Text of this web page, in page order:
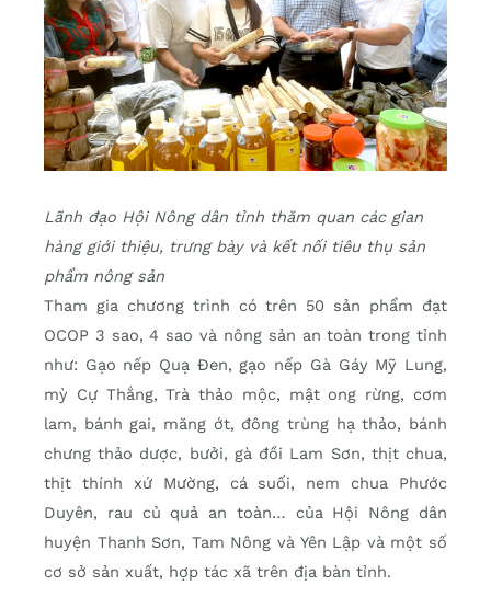
Lãnh đạo Hội Nông dân tỉnh thăm quan các gian
hàng giới thiệu, trưng bày và kết nối tiêu thụ sản
phẩm nông sản
Tham gia chương trình có trên 50 sản phẩm đạt
OCOP 3 sao, 4 sao và nông sản an toàn trong tỉnh
như: Gạo nếp Quạ Đen, gạo nếp Gà Gáy Mỹ Lung,
mỳ Cự Thắng, Trà thảo mộc, mật ong rừng, cơm
lam, bánh gai, măng ớt, đông trùng hạ thảo, bánh
chưng thảo dược, bưởi, gà đồi Lam Sơn, thịt chua,
thịt thính xứ Mường, cá suối, nem chua Phước
Duyên, rau củ quả an toàn… của Hội Nông dân
huyện Thanh Sơn, Tam Nông và Yên Lập và một số
cơ sở sản xuất, hợp tác xã trên địa bàn tỉnh.